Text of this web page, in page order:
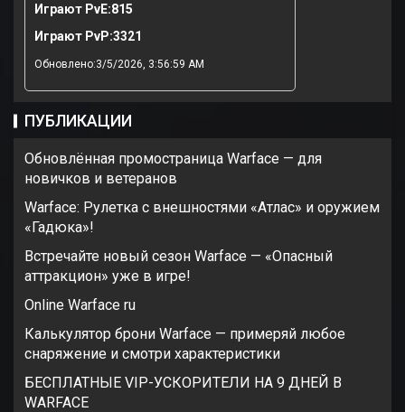
Играют PvE:815
Играют PvP:3321
Обновлено:3/5/2026, 3:56:59 AM
ПУБЛИКАЦИИ
Обновлённая промостраница Warface — для
новичков и ветеранов
Warface: Рулетка с внешностями «Атлас» и оружием
«Гадюка»!
Встречайте новый сезон Warface — «Опасный
аттракцион» уже в игре!
Online Warface ru
Калькулятор брони Warface — примеряй любое
снаряжение и смотри характеристики
БЕСПЛАТНЫЕ VIP-УСКОРИТЕЛИ НА 9 ДНЕЙ В
WARFACE